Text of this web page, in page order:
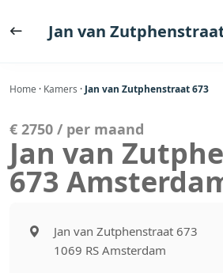
naar
Jan van
Home · Kamers · Jan van Zutphenstraat 673
€ 2750 / per maand
Jan van
673
Jan van Zutphenstraat 673
1069 RS Amsterdam